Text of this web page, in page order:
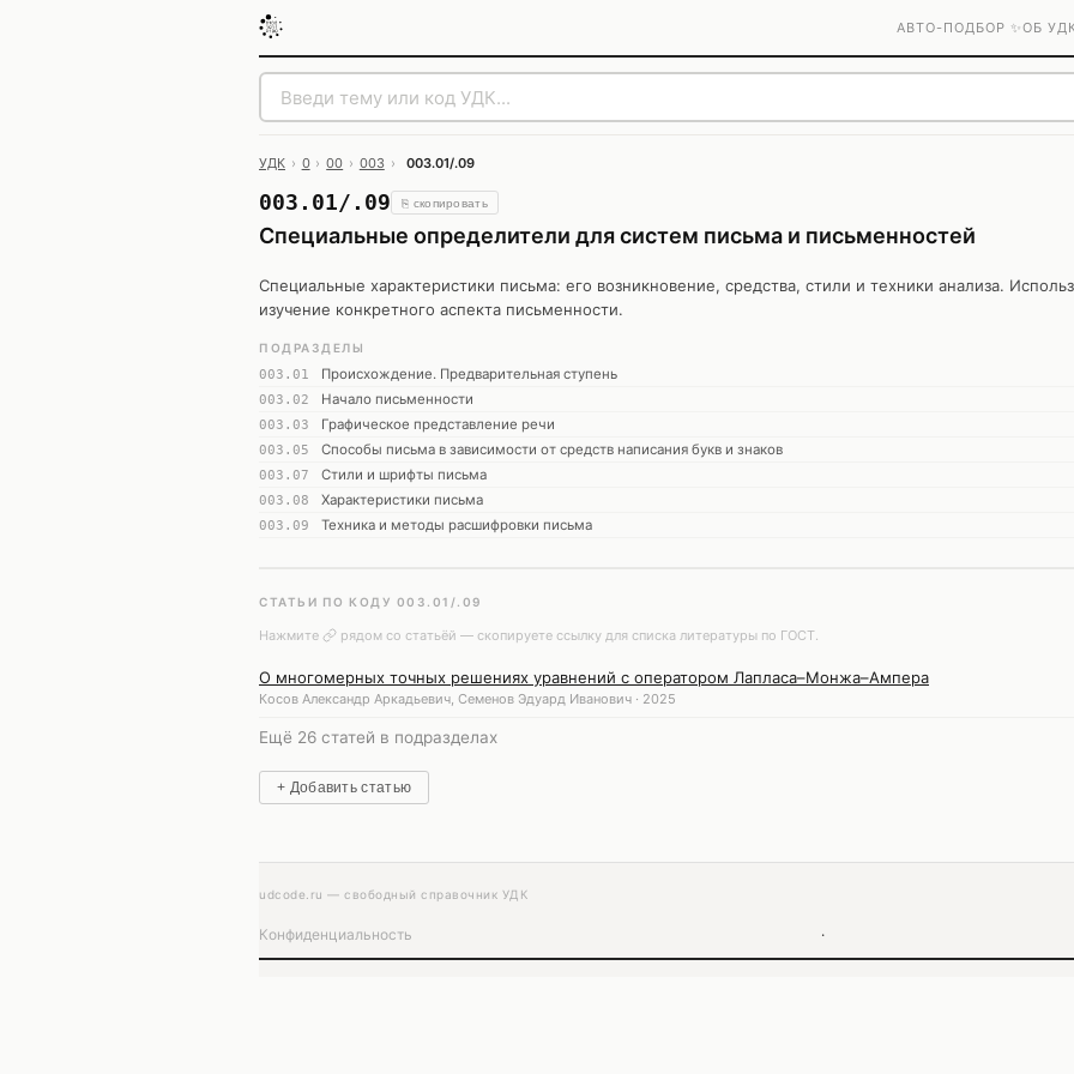
АВТО-ПОДБОР ✨ОБ
УДК › 0 › 00 › 003 › 003.01/.09
003.01/.09 ⎘ скопировать
Специальные определители для систем письма и письменностей
Специальные характеристики письма: его возникновение, средства, стили и техники анализа.
изучение конкретного аспекта письменности.
ПОДРАЗДЕЛЫ
003.01
Происхождение. Предварительная ступень
003.02 Начало письменности
003.03 Графическое представление речи
003.05 Способы письма в зависимости от средств написания букв и знаков
003.07 Стили и шрифты письма
003.08 Характеристики письма
003.09 Техника и методы расшифровки письма
СТАТЬИ ПО КОДУ 003.01/.09
Нажмите
рядом со статьёй — скопируете ссылку для списка литературы по ГОСТ.
О многомерных точных решениях уравнений с оператором Лапласа–Монжа–Ампера
Косов Александр Аркадьевич, Семенов Эдуард Иванович · 2025
Ещё 26 статей в подразделах
+ Добавить статью
udcode.ru — свободный справочник УДК
Конфиденциальность ·